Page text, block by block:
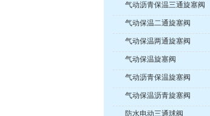
气动沥青保温三通旋塞阀
气动保温二通旋塞阀
气动保温两通旋塞阀
气动保温旋塞阀
气动沥青保温旋塞阀
气动保温沥青旋塞阀
防水电动三通球阀